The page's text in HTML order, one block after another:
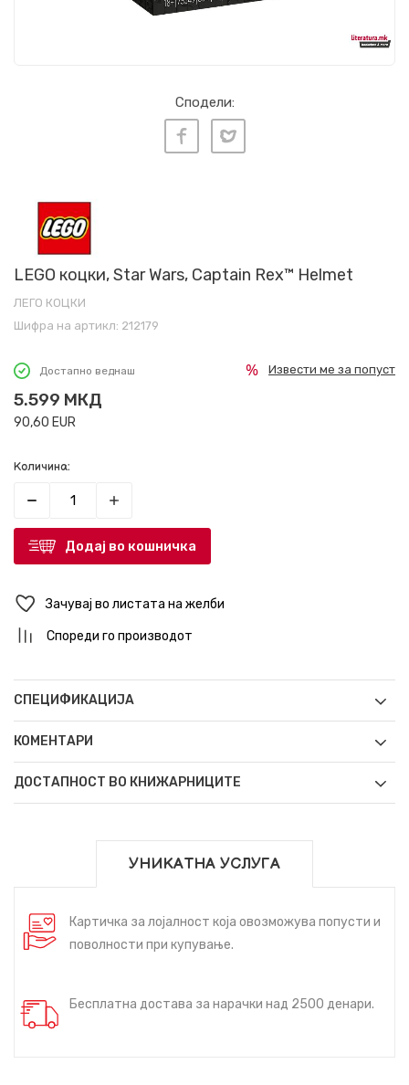
Сподели:
LEGO коцки, Star Wars, Captain Rex™ Helmet
ЛЕГО КОЦКИ
Шифра на артикл: 212179
Достапно веднаш
5.599 МКД
90,60 EUR
Извести ме за попуст
Количина:
Додај во кошничка
Зачувај во листата на желби
Спореди го производот
СПЕЦИФИКАЦИЈА
КОМЕНТАРИ
ДОСТАПНОСТ ВО КНИЖАРНИЦИТЕ
УНИКАТНА УСЛУГА
Картичка за лојалност која овозможува попусти и
поволности при купување.
Бесплатна достава за нарачки над 2500 денари.